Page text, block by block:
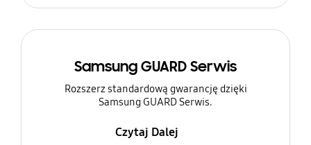
Samsung GUARD Serwis
Rozszerz standardową gwarancję dzięki
Samsung GUARD Serwis.
Czytaj Dalej